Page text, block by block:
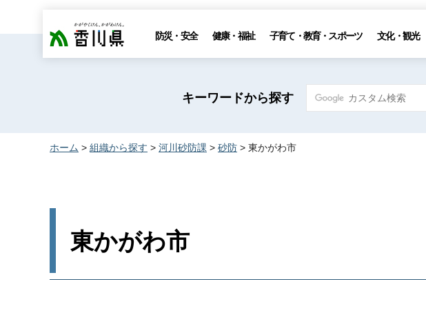
香川県 防災・安全 健康・福祉 子育て・教育・スポーツ 文化・観光
キーワードから探す
ホーム > 組織から探す > 河川砂防課 > 砂防 > 東かがわ市
東かがわ市